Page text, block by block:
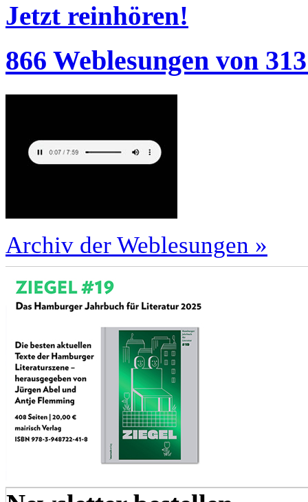
Jetzt reinhören!
866 Weblesungen von
Archiv der Weblesungen »